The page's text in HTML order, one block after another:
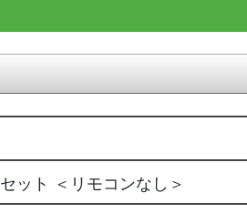
ット ＜リモコンなし＞